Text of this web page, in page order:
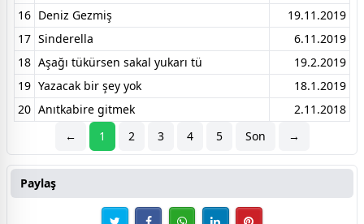
16 Deniz Gezmiş
19.11.2019
17 Sinderella
6.11.2019
18 Aşağı tükürsen sakal yukarı tü
19.2.2019
19 Yazacak bir şey yok
18.1.2019
20 Anıtkabire gitmek
2.11.2018
←
1 2 3 4 5 Son →
Paylaş